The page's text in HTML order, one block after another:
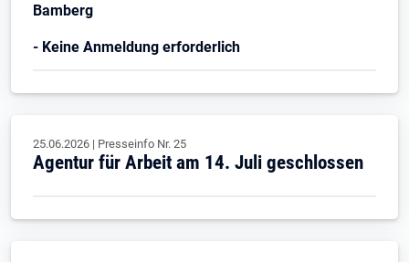
Bamberg
- Keine Anmeldung erforderlich
25.06.2026 | Presseinfo Nr. 25
Agentur für Arbeit am 14. Juli geschlossen